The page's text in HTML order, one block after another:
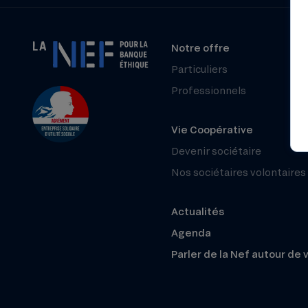
Notre offre
Particuliers
Professionnels
Vie Coopérative
Devenir sociétaire
Nos sociétaires volontaires
Actualités
Agenda
Parler de la Nef autour de